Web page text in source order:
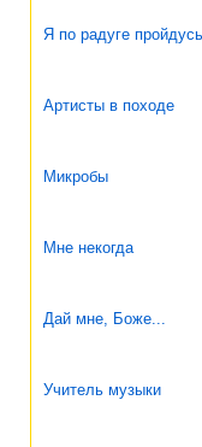
Я по радуге
Артисты в походе
Микробы
Мне некогда
Дай мне, Боже...
Учитель музыки